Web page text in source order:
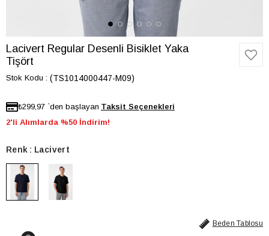
Lacivert Regular Desenli Bisiklet Yaka
Tişört
Stok Kodu (TS1014000447-M09)
₺299,97 `den başlayan
2'li Alımlarda %50 İndirim!
Renk Lacivert
Beden Tablosu